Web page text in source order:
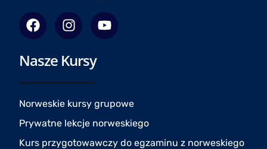
F
a
c
e
o
o
I
n
s
t
g
r
a
m
Y
o
u
e
Nasze Kursy
Norweskie kursy grupowe
Prywatne lekcje norweskiego
Kurs przygotowawczy do egzaminu z norweskiego